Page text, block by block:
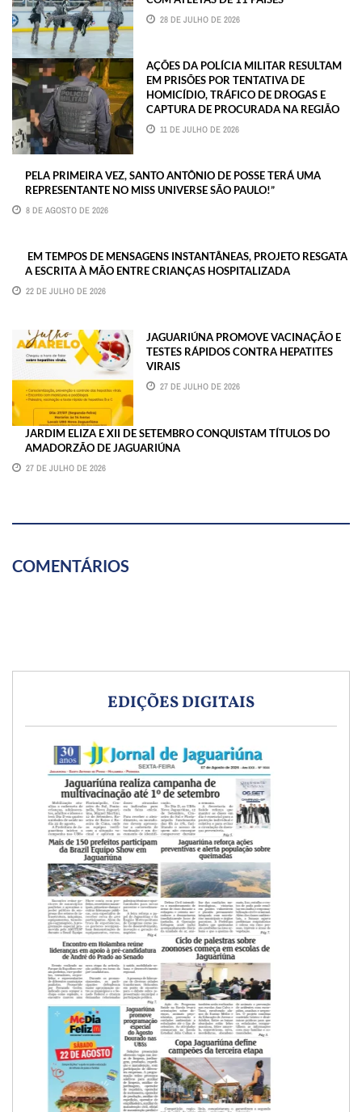
28 DE JULHO DE 2026
AÇÕES DA POLÍCIA MILITAR RESULTAM
EM PRISÕES POR TENTATIVA DE
HOMICÍDIO, TRÁFICO DE DROGAS E
CAPTURA DE PROCURADA NA REGIÃO
11 DE JULHO DE 2026
PELA PRIMEIRA VEZ, SANTO ANTÔNIO DE POSSE TERÁ UMA
REPRESENTANTE NO MISS UNIVERSE SÃO PAULO!”
8 DE AGOSTO DE 2026
EM TEMPOS DE MENSAGENS INSTANTÂNEAS, PROJETO RESGATA
A ESCRITA À MÃO ENTRE CRIANÇAS HOSPITALIZADA
22 DE JULHO DE 2026
JAGUARIÚNA PROMOVE VACINAÇÃO E
TESTES RÁPIDOS CONTRA HEPATITES
VIRAIS
27 DE JULHO DE 2026
JARDIM ELIZA E XII DE SETEMBRO CONQUISTAM TÍTULOS DO
AMADORZÃO DE JAGUARIÚNA
27 DE JULHO DE 2026
COMENTÁRIOS
EDIÇÕES DIGITAIS